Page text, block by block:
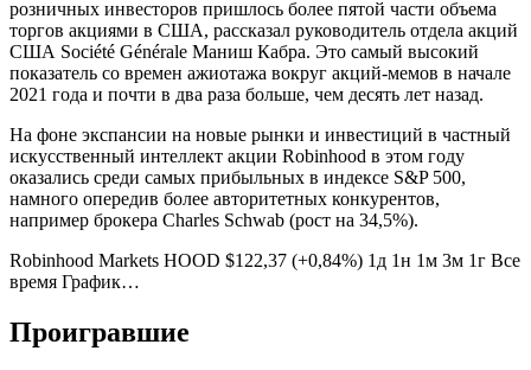
розничных инвесторов пришлось более пятой части объема
торгов акциями в США, рассказал руководитель отдела акций
США Société Générale Маниш Кабра. Это самый высокий
показатель со времен ажиотажа вокруг акций-мемов в начале
2021 года и почти в два раза больше, чем десять лет назад.
На фоне экспансии на новые рынки и инвестиций в частный
искусственный интеллект акции Robinhood в этом году
оказались среди самых прибыльных в индексе S&P 500,
намного опередив более авторитетных конкурентов,
например брокера Charles Schwab (рост на 34,5%).
Robinhood Markets HOOD $122,37 (+0,84%) 1д 1н 1м 3м 1г Все
время График…
Проигравшие